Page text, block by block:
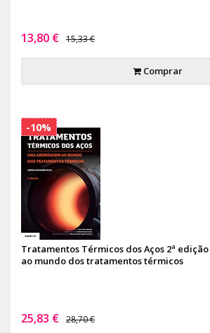
13,80 € 15,33 €
Comprar
Tratamentos Térmicos dos Aços 2ª
ao mundo dos tratamentos térmicos
25,83 € 28,70 €
-10%